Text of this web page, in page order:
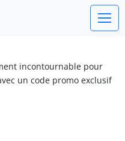
incontournable pour
un code promo exclusif